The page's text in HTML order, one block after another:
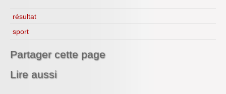
résultat
sport
Partager cette page
Lire aussi